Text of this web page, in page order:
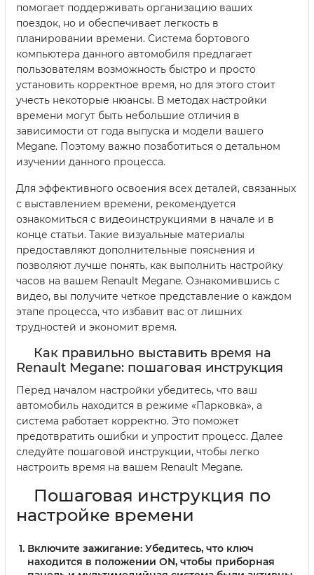
помогает поддерживать организацию ваших
поездок, но и обеспечивает легкость в
планировании времени. Система бортового
компьютера данного автомобиля предлагает
пользователям возможность быстро и просто
установить корректное время, но для этого стоит
учесть некоторые нюансы. В методах настройки
времени могут быть небольшие отличия в
зависимости от года выпуска и модели вашего
Megane. Поэтому важно позаботиться о детальном
изучении данного процесса.
Для эффективного освоения всех деталей, связанных
с выставлением времени, рекомендуется
ознакомиться с видеоинструкциями в начале и в
конце статьи. Такие визуальные материалы
предоставляют дополнительные пояснения и
позволяют лучше понять, как выполнить настройку
часов на вашем Renault Megane. Ознакомившись с
видео, вы получите четкое представление о каждом
этапе процесса, что избавит вас от лишних
трудностей и экономит время.
Как правильно выставить время на
Renault Megane: пошаговая инструкция
Перед началом настройки убедитесь, что ваш
автомобиль находится в режиме «Парковка», а
система работает корректно. Это поможет
предотвратить ошибки и упростит процесс. Далее
следуйте пошаговой инструкции, чтобы легко
настроить время на вашем Renault Megane.
Пошаговая инструкция по
настройке времени
Включите зажигание: Убедитесь, что ключ
находится в положении ON, чтобы приборная